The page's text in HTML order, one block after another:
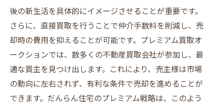
後の新生活を具体的にイメージさせることが重要です。
さらに、直接買取を行うことで仲介手数料を削減し、売
却時の費用を抑えることが可能です。プレミアム買取オ
ークションでは、数多くの不動産買取会社が参加し、最
適な買主を見つけ出します。これにより、売主様は市場
の動向に左右されず、有利な条件で売却を進めることが
できます。だんらん住宅のプレミアム戦略は、このよう